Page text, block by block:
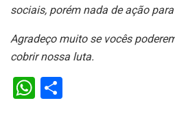
sociais, porém nada de ação
Agradeço muito se vocês
cobrir nossa luta.
W